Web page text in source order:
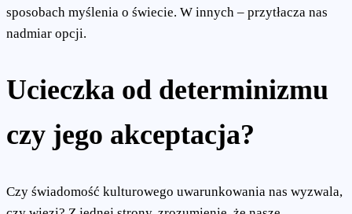
sposobach myślenia o świecie. W innych – przytłacza nas
nadmiar opcji.
Ucieczka od determinizmu
czy jego akceptacja?
Czy świadomość kulturowego uwarunkowania nas wyzwala,